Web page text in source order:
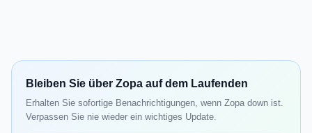
Bleiben Sie über Zopa auf dem Laufenden
Erhalten Sie sofortige Benachrichtigungen, wenn Zopa down ist.
Verpassen Sie nie wieder ein wichtiges Update.